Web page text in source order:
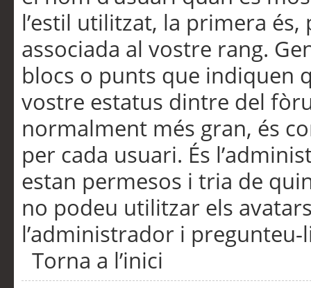
l’estil utilitzat, la primera
associada al vostre rang.
blocs o punts que indiquen
vostre estatus dintre del
normalment més gran, és
per cada usuari. És
estan permesos i tria de
no podeu utilitzar els
l’administrador i pregunteu-
Torna a l’inici